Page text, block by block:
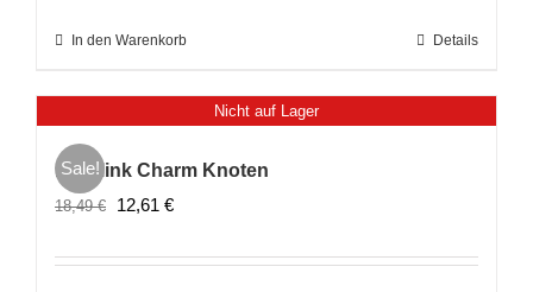
In den Warenkorb Details
Nicht auf Lager
Sale!
Lovelink Charm Knoten
18,49€
Ursprünglicher
war:
12,61 €Aktueller
ist: